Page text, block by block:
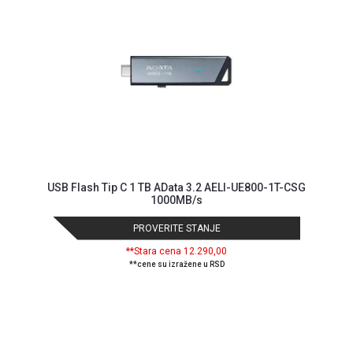
USB Flash Tip C 1 TB AData 3.2 AELI-UE800-1T-CSG
1000MB/s
PROVERITE STANJE
**Stara cena 12.290,00
**cene su izražene u RSD